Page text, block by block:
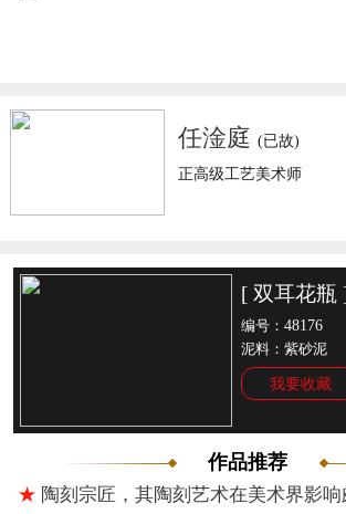
任淦庭 (已故)
正高级工艺美术师
[ 双耳花瓶
编号：48176
泥料：紫砂泥
我要收藏
作品推荐
★ 陶刻宗匠，其陶刻艺术在美术界影响